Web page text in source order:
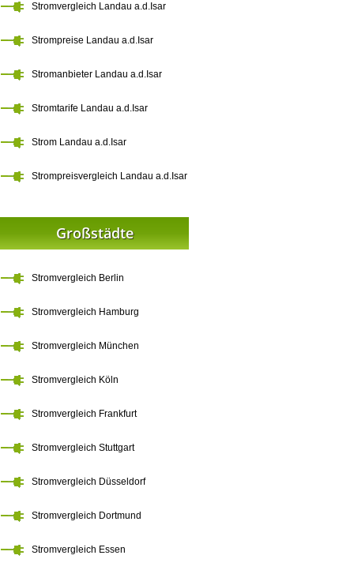
Stromvergleich Landau a.d.Isar
Strompreise Landau a.d.Isar
Stromanbieter Landau a.d.Isar
Stromtarife Landau a.d.Isar
Strom Landau a.d.Isar
Strompreisvergleich Landau a.d.Isar
Großstädte
Stromvergleich Berlin
Stromvergleich Hamburg
Stromvergleich München
Stromvergleich Köln
Stromvergleich Frankfurt
Stromvergleich Stuttgart
Stromvergleich Düsseldorf
Stromvergleich Dortmund
Stromvergleich Essen